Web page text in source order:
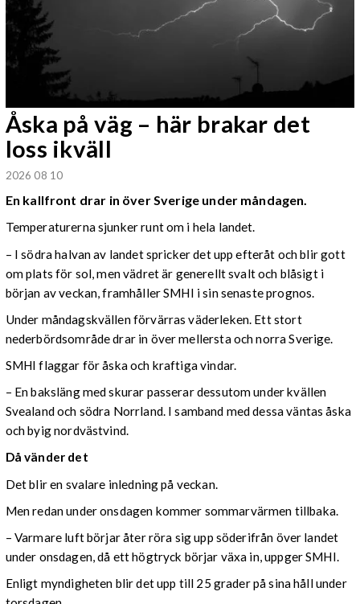
Åska på väg – här brakar det
loss ikväll
2026 08 10
En kallfront drar in över Sverige under måndagen.
Temperaturerna sjunker runt om i hela landet.
– I södra halvan av landet spricker det upp efteråt och blir gott
om plats för sol, men vädret är generellt svalt och blåsigt i
början av veckan, framhåller SMHI i sin senaste prognos.
Under måndagskvällen förvärras väderleken. Ett stort
nederbördsområde drar in över mellersta och norra Sverige.
SMHI flaggar för åska och kraftiga vindar.
– En baksläng med skurar passerar dessutom under kvällen
Svealand och södra Norrland. I samband med dessa väntas åska
och byig nordvästvind.
Då vänder det
Det blir en svalare inledning på veckan.
Men redan under onsdagen kommer sommarvärmen tillbaka.
– Varmare luft börjar åter röra sig upp söderifrån över landet
under onsdagen, då ett högtryck börjar växa in, uppger SMHI.
Enligt myndigheten blir det upp till 25 grader på sina håll under